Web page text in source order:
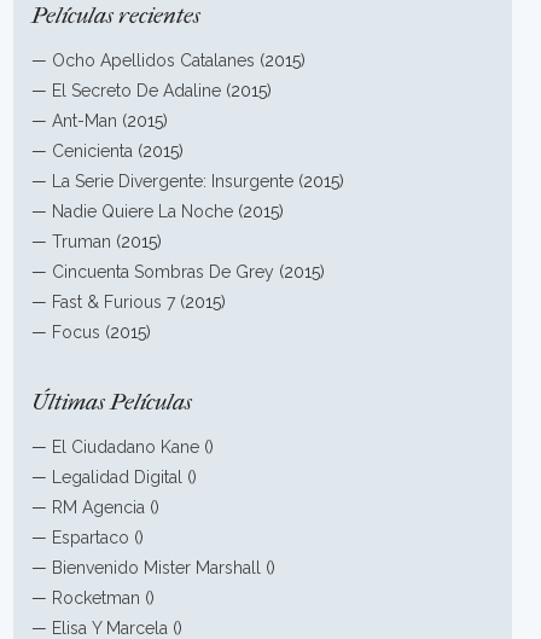
Películas recientes
— Ocho Apellidos Catalanes (2015)
— El Secreto De Adaline (2015)
—Ant-Man (2015)
— Cenicienta (2015)
—
La Serie Divergente: Insurgente (2015)
— Nadie Quiere La Noche (2015)
—Truman (2015)
— Cincuenta Sombras De Grey (2015)
— Fast & Furious 7 (2015)
— Focus (2015)
Últimas Películas
— El Ciudadano Kane ()
—
Legalidad Digital
()
— RM Agencia ()
— Espartaco ()
— Bienvenido Mister Marshall
()
— Rocketman ()
— Elisa Y Marcela ()